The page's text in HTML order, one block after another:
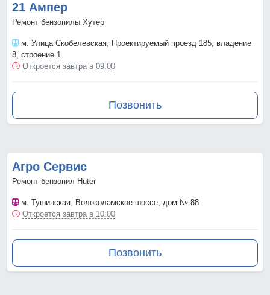
21 Ампер
Ремонт бензопилы Хутер
м. Улица Скобелевская, Проектируемый проезд 185, владение
8, строение 1
Откроется завтра в 09:00
Позвонить
Агро Сервис
Ремонт бензопил Huter
м. Тушинская, Волоколамское шоссе, дом № 88
Откроется завтра в 10:00
Позвонить